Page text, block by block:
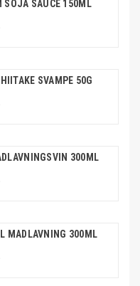
SOJA SAUCE 150ML
SVAMPE 50G
300ML
MADLAVNING 300ML